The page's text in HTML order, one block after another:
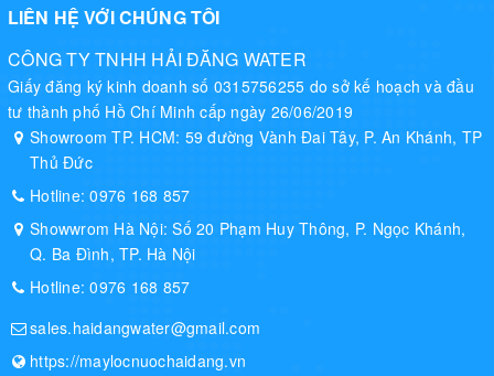
LIÊN HỆ VỚI CHÚNG TÔI
CÔNG TY TNHH HẢI ĐĂNG WATER
Giấy đăng ký kinh doanh số 0315756255 do sở kế hoạch và đầu
tư thành phố Hồ Chí Minh cấp ngày 26/06/2019
Showroom TP. HCM: 59 đường Vành Đai Tây, P. An Khánh, TP
Thủ Đức
Hotline:0976 168 857
Showwrom Hà Nội: Số 20 Phạm Huy Thông, P. Ngọc Khánh,
Q. Ba Đình, TP. Hà Nội
Hotline:0976 168 857
sales.haidangwater@gmail.com
https://maylocnuochaidang.vn